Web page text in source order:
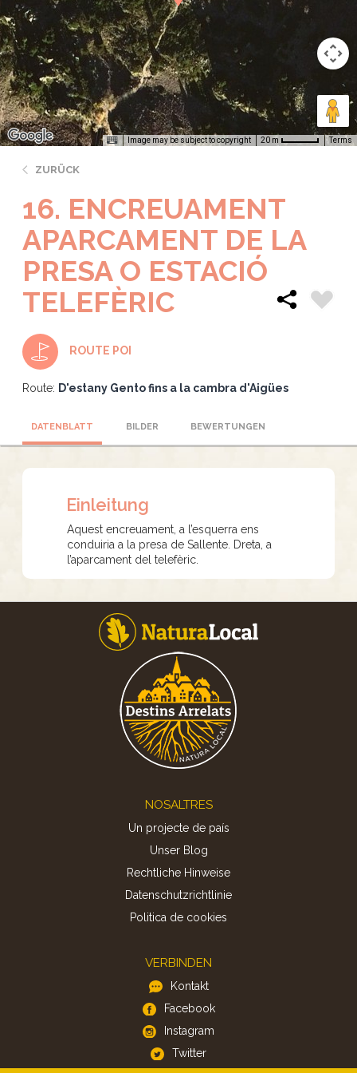
Image may be subject to copyright 20 m Terms
ZURÜCK
16. ENCREUAMENT
APARCAMENT DE LA
PRESA O ESTACIÓ
TELEFÈRIC
ROUTE POI
Route: D'estany Gento fins a la cambra d'Aigües
DATENBLATT BILDER BEWERTUNGEN
Einleitung
Aquest encreuament, a l’esquerra ens
conduiria a la presa de Sallente. Dreta, a
l’aparcament del telefèric.
NOSALTRES
Un projecte de país
Unser Blog
Rechtliche Hinweise
Datenschutzrichtlinie
Politica de cookies
VERBINDEN
Kontakt
Facebook
Instagram
Twitter